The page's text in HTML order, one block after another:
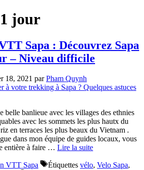
jour
Sapa : Découvrez Sapa
– Niveau difficile
18, 2021 parPham Quynh
belle banlieue avec les villages des ethnies
avec les sommets les plus hautx du
en terraces les plus beaux du Vietnam .
dans mon équipe de guides locaux, vous
entière à faire … Lire la suite
VTT Sapa Étiquettes vélo, Velo Sapa,